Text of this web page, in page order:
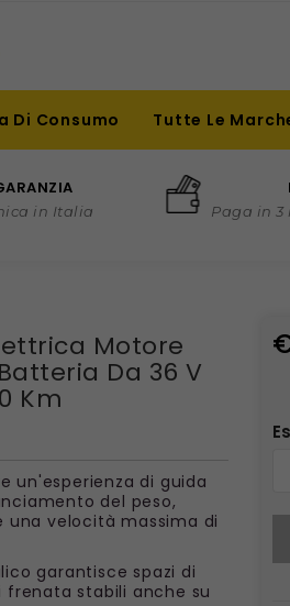
Di Consumo Tutte Le
in Italia Paga in 3
Motore
Da 36 V
Km
un'esperienza di guida
del peso,
una velocità massima di
garantisce spazi di
stabili anche su